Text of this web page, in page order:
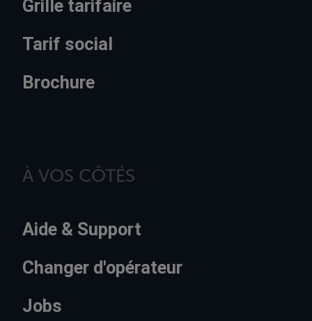
Grille tarifaire
Tarif social
Brochure
À VOS CÔTÉS
Aide & Support
Changer d'opérateur
Jobs